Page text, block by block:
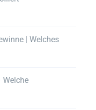
| Welches
Welche